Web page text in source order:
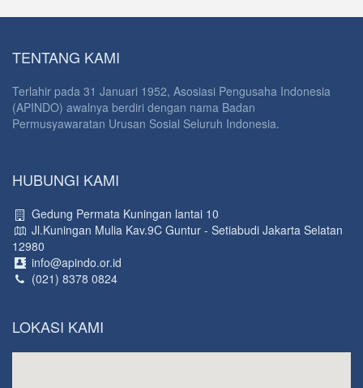
TENTANG KAMI
Terlahir pada 31 Januari 1952, Asosiasi Pengusaha Indonesia
(APINDO) awalnya berdiri dengan nama Badan
Permusyawaratan Urusan Sosial Seluruh Indonesia.
HUBUNGI KAMI
Gedung Permata Kuningan lantai 10
Jl.Kuningan Mulia Kav.9C Guntur - Setiabudi Jakarta Selatan
12980
info@apindo.or.id
(021) 8378 0824
LOKASI KAMI